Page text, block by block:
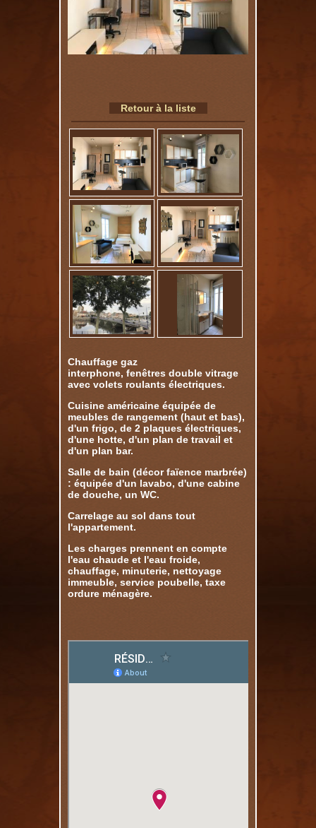
Retour à la liste
Chauffage gaz
interphone, fenêtres double vitrage
avec volets roulants électriques.
Cuisine américaine équipée de
meubles de rangement (haut et bas),
d'un frigo, de 2 plaques électriques,
d'une hotte, d'un plan de travail et
d'un plan bar.
Salle de bain (décor faïence marbrée)
: équipée d'un lavabo, d'une cabine
de douche, un WC.
Carrelage au sol dans tout
l'appartement.
Les charges prennent en compte
l'eau chaude et l'eau froide,
chauffage, minuterie, nettoyage
immeuble, service poubelle, taxe
ordure ménagère.